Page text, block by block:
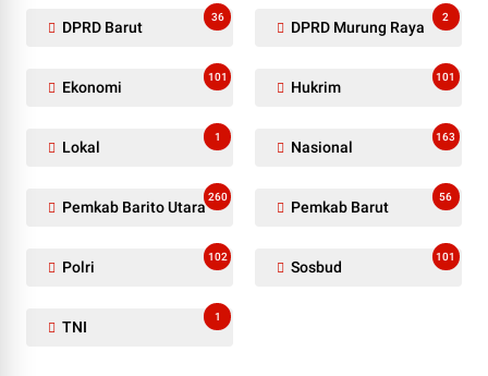
DPRD Barut
36
DPRD Murung Raya
2
Ekonomi
101
Hukrim
101
Lokal
1
Nasional
163
Pemkab Barito Utara
260
Pemkab Barut
56
Polri
102
Sosbud
101
TNI
1